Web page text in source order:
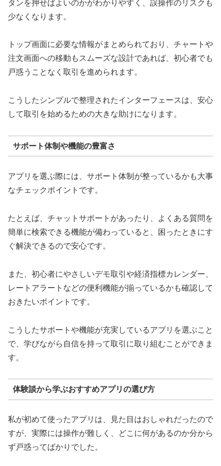
タンを押せばよいのかがわかりやすく、誤操作のリスクも
少なくなります。
トップ画面に必要な情報がまとめられており、チャートや
注文画面への移動もスムーズな設計であれば、初心者でも
戸惑うことなく取引を進められます。
こうしたシンプルで整理されたインターフェースは、安心
して取引を始めるための大きな助けになります。
サポート体制や機能の豊富さ
アプリを選ぶ際には、サポート体制が整っているかも大事
なチェックポイントです。
たとえば、チャットサポートがあったり、よくある質問を
簡単に検索できる機能が備わっていると、困ったときにす
ぐ解決できるので安心です。
また、初心者にやさしいデモ取引や経済指標カレンダー、
レートアラートなどの便利機能が揃っているかも確認して
おきたいポイントです。
こうしたサポートや機能が充実しているアプリを選ぶこと
で、学びながら自信を持って取引に取り組むことができま
す。
体験談から学ぶおすすめアプリの選び方
私が初めて使ったアプリは、見た目はおしゃれだったので
すが、実際には操作が難しく、どこに何があるのか分から
ず戸惑ってばかりでした。